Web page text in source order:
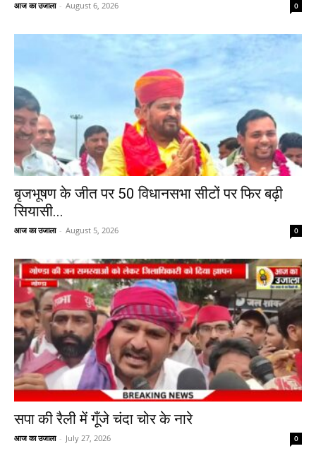
आज का उजाला - August 6, 2026 0
बृजभूषण के जीत पर 50 विधानसभा सीटों पर फिर बढ़ी
सियासी...
आज का उजाला - August 5, 2026 0
सपा की रैली में गूँजे चंदा चोर के नारे
आज का उजाला - July 27, 2026 0